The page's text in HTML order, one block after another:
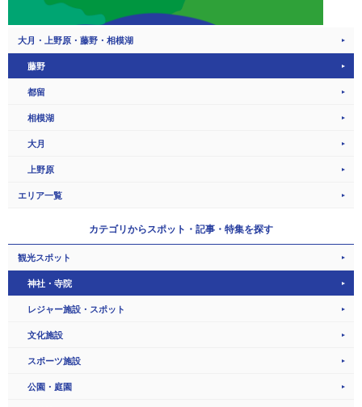
大月・上野原・藤野・相模湖
藤野
都留
相模湖
大月
上野原
エリア一覧
カテゴリからスポット・記事・特集を探す
観光スポット
神社・寺院
レジャー施設・スポット
文化施設
スポーツ施設
公園・庭園